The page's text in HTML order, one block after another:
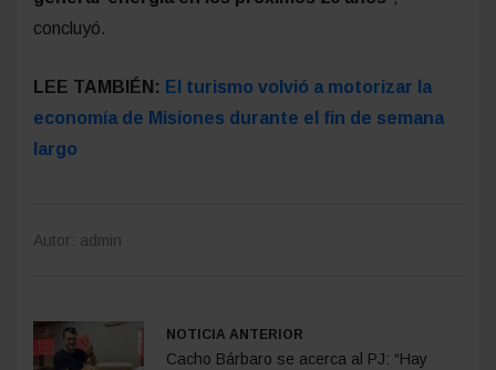
concluyó.
LEE TAMBIÉN: El turismo volvió a motorizar la
economía de Misiones durante el fin de semana
largo
Autor: admin
NOTICIA ANTERIOR
Cacho Bárbaro se acerca al PJ: “Hay